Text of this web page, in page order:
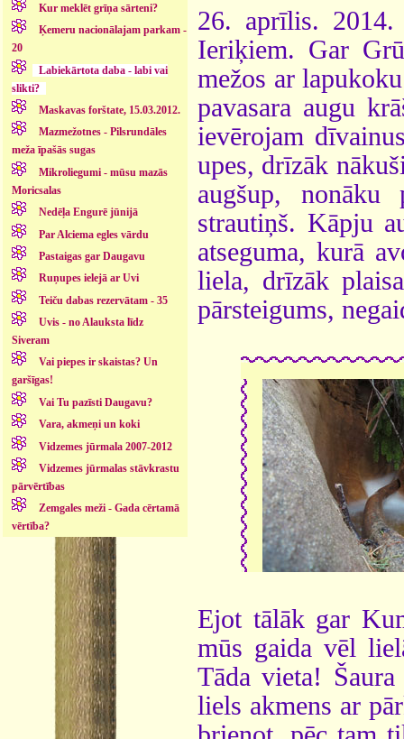
Kur meklēt grīņa sārteni?
Ķemeru nacionālajam parkam -
20
Labiekārtota daba - labi vai
slikti?
Maskavas forštate, 15.03.2012.
Mazmežotnes - Pilsrundāles
meža īpašās sugas
Mikroliegumi - mūsu mazās
Moricsalas
Nedēļa Engurē jūnijā
Par Alciema egles vārdu
Pastaigas gar Daugavu
Ruņupes ielejā ar Uvi
Teiču dabas rezervātam - 35
Uvis - no Alauksta līdz
Siveram
Vai piepes ir skaistas? Un
garšīgas!
Vai Tu pazīsti Daugavu?
Vara, akmeņi un koki
Vidzemes jūrmala 2007-2012
Vidzemes jūrmalas stāvkrastu
pārvērtības
Zemgales meži - Gada cērtamā
vērtība?
26. aprīlis. 2014.
Ieriķiem. Gar
mežos ar
pavasara augu
ievērojam
upes, drīzāk
augšup,
strautiņš. Kāpju
atseguma, kurā
liela, drīzāk
pārsteigums,
Ejot tālāk gar
mūs gaida vēl
Tāda vieta!
liels akmens ar